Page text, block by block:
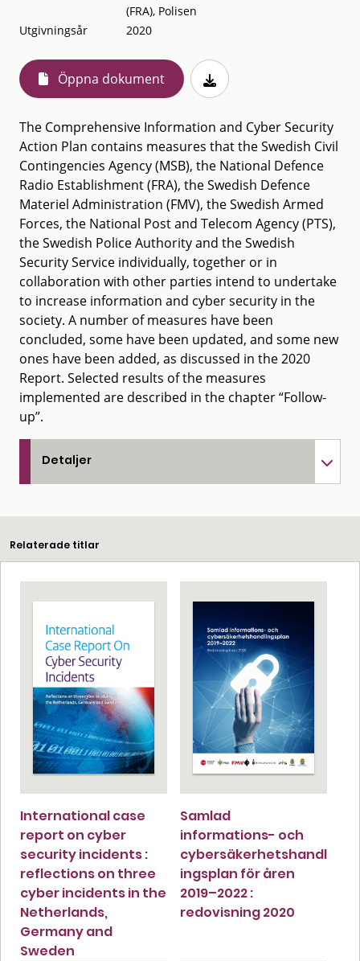
(FRA), Polisen
Utgivningsår
2020
Öppna dokument
The Comprehensive Information and Cyber Security
Action Plan contains measures that the Swedish Civil
Contingencies Agency (MSB), the National Defence
Radio Establishment (FRA), the Swedish Defence
Materiel Administration (FMV), the Swedish Armed
Forces, the National Post and Telecom Agency (PTS),
the Swedish Police Authority and the Swedish
Security Service individually, together or in
collaboration with other parties intend to undertake
to increase information and cyber security in the
society. A number of measures have been
concluded, some have been updated, and some new
ones have been added, as discussed in the 2020
Report. Selected results of the measures
implemented are described in the chapter “Follow-
up”.
Detaljer
Relaterade titlar
International case
report on cyber
security incidents :
reflections on three
cyber incidents in the
Netherlands,
Germany and
Sweden
Samlad
informations- och
cybersäkerhetshandl
ingsplan för åren
2019–2022 :
redovisning 2020